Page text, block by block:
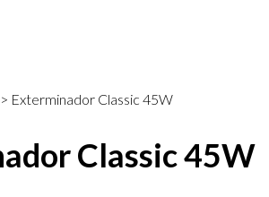
> Exterminador Classic 45W
Classic 45W